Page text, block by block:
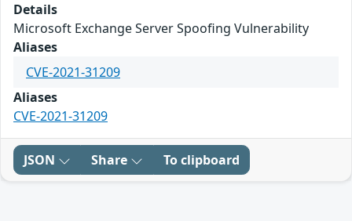
Details
Microsoft Exchange Server Spoofing Vulnerability
Aliases
CVE-2021-31209
Aliases
CVE-2021-31209
JSON Share To clipboard